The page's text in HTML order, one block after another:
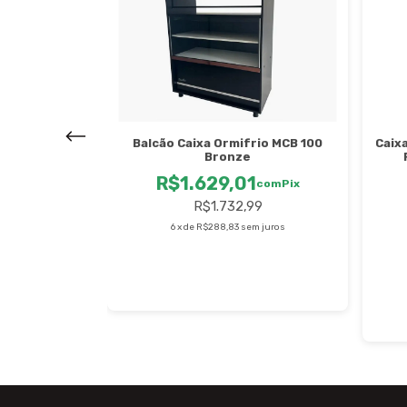
Artlux MDF
Balcão Caixa Ormifrio MCB 100
Bronze
R$1.732,99
6 xde R$288,83 sem juros
R$1.629,01comPix